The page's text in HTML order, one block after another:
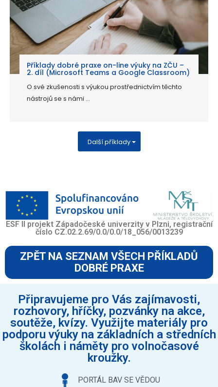
Příklady dobré praxe on-line výuky na ZČU –
2. díl (Microsoft Teams a Google Classroom)
O své zkušenosti s výukou prostřednictvím těchto
nástrojů se s námi ...
Další příklady
ESF II projekt Západočeské univerzity v Plzni, registrační
číslo CZ.02.2.69/0.0/0.0/18_056/0013239
ZPĚT NA SEZNAM VŠECH PŘÍKLADŮ
DOBRÉ PRAXE
Připravujeme pro Vás zajímavosti,
rozhovory, hříčky, pozvánky na akce,
soutěže, kvízy. Využijte materiály pro
podporu výuky na základních a středních
školách i náměty pro volnočasové
kroužky.
PORTÁL BAV SE VĚDOU